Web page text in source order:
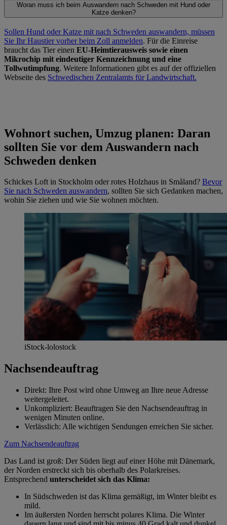
Woran muss ich beim Auswandern nach Schweden mit Hund oder
Katze denken?
Sollen Hund oder Katze mit nach Schweden auswandern, müssen
Sie Ihr Haustier vorherbeim Zoll anmelden. Für die Einreise
braucht das Tier einen EU-Heimtierausweis sowie einen
Mikrochip mit eindeutiger Kennzeichnung und eine
Tollwutimpfung. Weitere Informationen gibt es auf der offiziellen
Webseite des Schwedischen Zentralamts für Landwirtschaft.
Wohnort suchen, Umzug planen: Daran
sollten Sie vor dem Auswandern nach
Schweden denken
Schickes Loft in Stockholm oder rotes Holzhaus in Småland? Bevor
Sie nach Schweden auswandern, sollten Sie sich Gedanken machen,
wohin Sie ziehen und wie Sie wohnen möchten.
iStock-lolostock
Nachsendeauftrag
Direkt: Ihre Post wird ohne Umweg an Ihre neue Adresse
weitergeleitet.
Unkompliziert: Beauftragen Sie den Nachsendeauftrag in
wenigen Minuten online.
Verlässlich: Alle wichtigen Sendungen erreichen Sie sicher.
Zum Nachsendeauftrag
Das Land ist groß: Der Süden liegt auf einer Höhe mit Dänemark,
der Norden erstreckt sich bis oberhalb des Polarkreises.
Entsprechend unterscheidet sich das Klima:
In Südschweden ist das Klima gemäßigt, im Winter bleibt es
mild.
Im äußersten Norden herrscht polares Klima. Die Winter